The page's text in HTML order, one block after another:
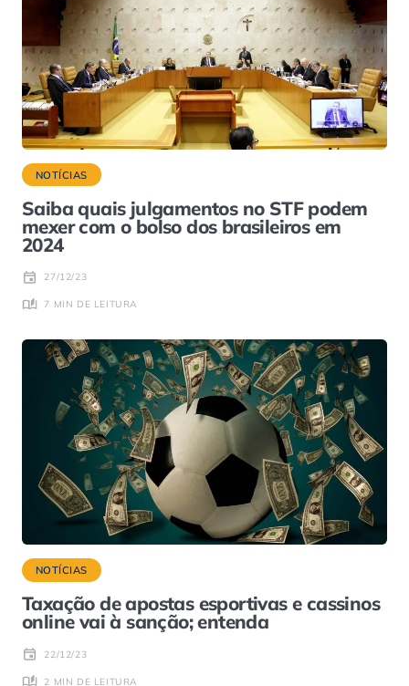
NOTÍCIAS
Saiba quais julgamentos no STF podem
mexer com o bolso dos brasileiros em
2024
27/12/23
7 MIN DE LEITURA
NOTÍCIAS
Taxação de apostas esportivas e cassinos
online vai à sanção; entenda
22/12/23
2 MIN DE LEITURA